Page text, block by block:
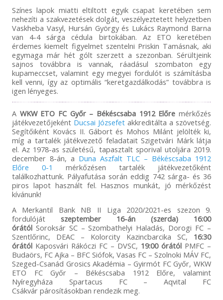
Színes lapok miatti eltiltott egyik csapat keretében sem
nehezíti a szakvezetések dolgát, veszélyeztetett helyzetben
Vaskheba Vasyl, Hursán György és Lukács Raymond Barna
van 4-4 sárga cédula birtokában. Az ETO keretében
érdemes kiemelt figyelmet szentelni Priskin Tamásnak, aki
egymaga már hét gólt szerzett a szezonban. Sérültjeink
sajnos továbbra is vannak, ráadásul szombaton egy
kupameccset, valamint egy megyei fordulót is számításba
kell venni, így az optimális “keretgazdálkodás” továbbra is
igen lényeges.
A WKW ETO FC Győr – Békéscsaba 1912 Előremérkőzés
játékvezetőjeként Ducsai Józsefetakkreditálta a szövetség.
Segítőiként Kovács II. Gábort és Mohos Milánt jelölték ki,
míg a tartalék játékvezető feladatait Szigetvári Márk látja
el. Az 1978-as születésű, tapasztalt sporival utoljára 2019.
december 8-án, a Duna Aszfalt TLC – Békéscsaba 1912
Előre 0-1
mérkőzésen tartalék játékvezetőként
találkozhattunk. Pályafutása során eddig 742 sárga- és 36
piros lapot használt fel. Hasznos munkát, jó mérkőzést
kívánunk!
A Merkantil Bank NB II Liga 2020/2021-es szezon 9.
fordulóját szeptember 16-án (szerda) 16:00
órátólSoroksár SC – Szombathelyi Haladás, Dorogi FC –
Szentlőrinc, DEAC – Kolorcity Kazincbarcika SC, 16:30
órátólKaposvári Rákóczi FC – DVSC, 19:00 órától PMFC –
Budaörs, FC Ajka – BFC Siófok, Vasas FC – Szolnoki MÁV FC,
Szeged-Csanád Grosics Akadémia – Gyirmót FC Győr, WKW
ETO FC Győr – Békéscsaba 1912 Előre, valamint
Nyíregyháza Spartacus FC – Aqvital FC
Csákvár párosításokban rendezik meg.